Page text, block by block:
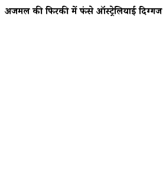
अजमल की फिरकी में फंसे ऑस्ट्रेलियाई दिग्गज